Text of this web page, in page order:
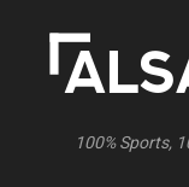
100% Sports,